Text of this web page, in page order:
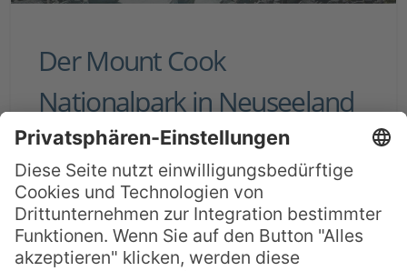
Der Mount Cook
Nationalpark in Neuseeland
(Südinsel)
Er ist die Heimat der höchsten Berge und
der höchsten Gletscher Neuseelands –
der Mount Cook Nationalpark auf